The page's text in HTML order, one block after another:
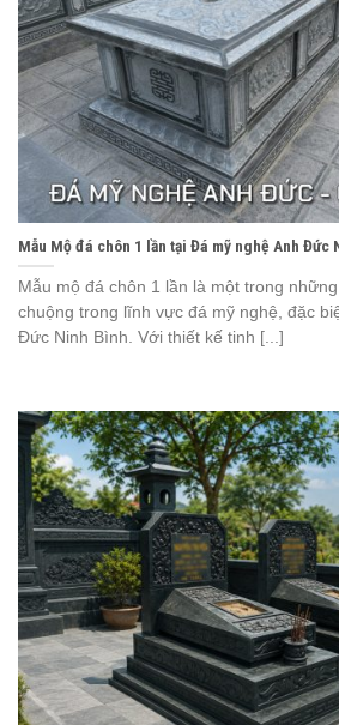
Mẫu Mộ đá chôn 1 lần tại Đá mỹ nghệ Anh Đức
Mẫu mộ đá chôn 1 lần là một trong
chuộng trong lĩnh vực đá mỹ nghệ, đặc
Đức Ninh Bình. Với thiết kế tinh [...]